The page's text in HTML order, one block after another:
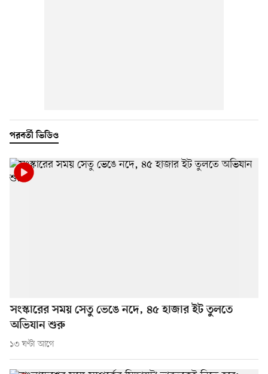
পরবর্তী ভিডিও
সংস্কারের সময় সেতু ভেঙে নদে, ৪৫ হাজার ইট তুলতে
অভিযান শুরু
১৩ ঘণ্টা আগে